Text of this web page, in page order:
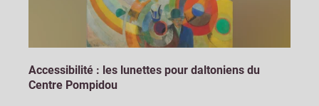
Accessibilité : les lunettes pour daltoniens du
Centre Pompidou